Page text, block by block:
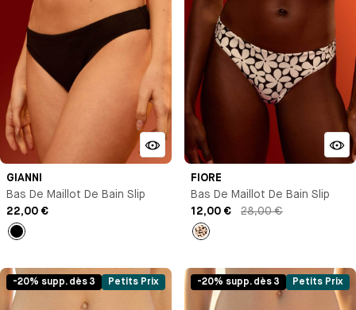
GIANNI
Bas De Maillot De Bain Slip
22,00 €
FIORE
Bas De Maillot De Bain Slip
12,00 €
28,00 €
-20% supp. dès 3 Petits Prix -20% supp. dès 3 Petits Prix